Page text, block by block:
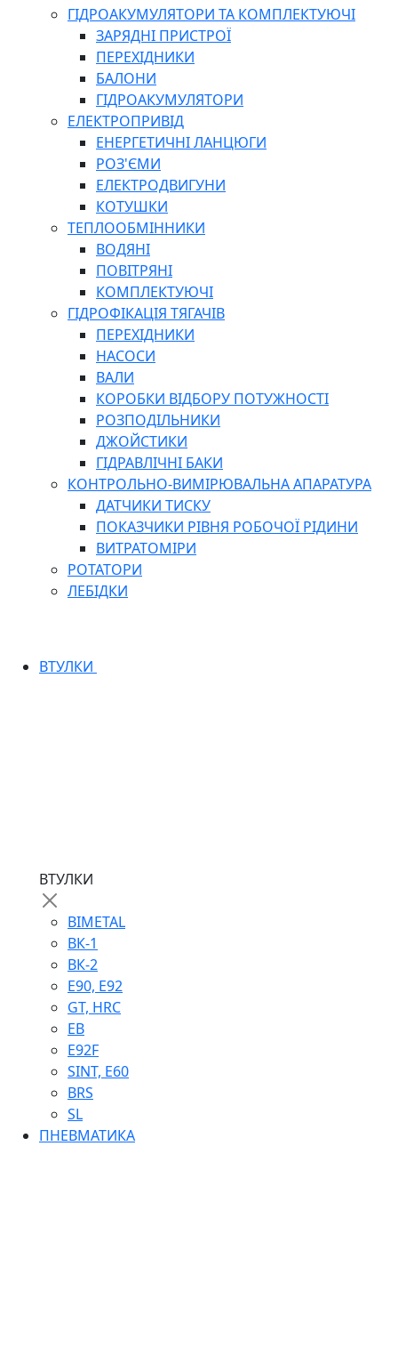
ГІДРОАКУМУЛЯТОРИ ТА КОМПЛЕКТУЮЧІ
ЗАРЯДНІ ПРИСТРОЇ
ПЕРЕХІДНИКИ
БАЛОНИ
ГІДРОАКУМУЛЯТОРИ
ЕЛЕКТРОПРИВІД
ЕНЕРГЕТИЧНІ ЛАНЦЮГИ
РОЗ'ЄМИ
ЕЛЕКТРОДВИГУНИ
КОТУШКИ
ТЕПЛООБМІННИКИ
ВОДЯНІ
ПОВІТРЯНІ
КОМПЛЕКТУЮЧІ
ГІДРОФІКАЦІЯ ТЯГАЧІВ
ПЕРЕХІДНИКИ
НАСОСИ
ВАЛИ
КОРОБКИ ВІДБОРУ ПОТУЖНОСТІ
РОЗПОДІЛЬНИКИ
ДЖОЙСТИКИ
ГІДРАВЛІЧНІ БАКИ
КОНТРОЛЬНО-ВИМІРЮВАЛЬНА АПАРАТУРА
ДАТЧИКИ ТИСКУ
ПОКАЗЧИКИ РІВНЯ РОБОЧОЇ РІДИНИ
ВИТРАТОМІРИ
РОТАТОРИ
ЛЕБІДКИ
ВТУЛКИ
ВТУЛКИ
BIMETAL
ВК-1
ВК-2
Е90, E92
GT, HRC
EB
Е92F
SINT, E60
BRS
SL
ПНЕВМАТИКА